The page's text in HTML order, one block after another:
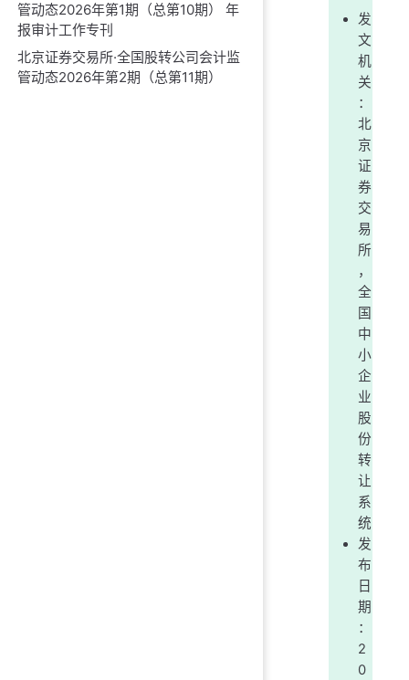
管动态2026年第1期（总第10期） 年
报审计工作专刊
北京证券交易所·全国股转公司会计监
管动态2026年第2期（总第11期）
发
文
机
关
：
北
京
证
券
交
易
所
，
全
国
中
小
企
业
股
份
转
让
系
统
发
布
日
期
：
2
0